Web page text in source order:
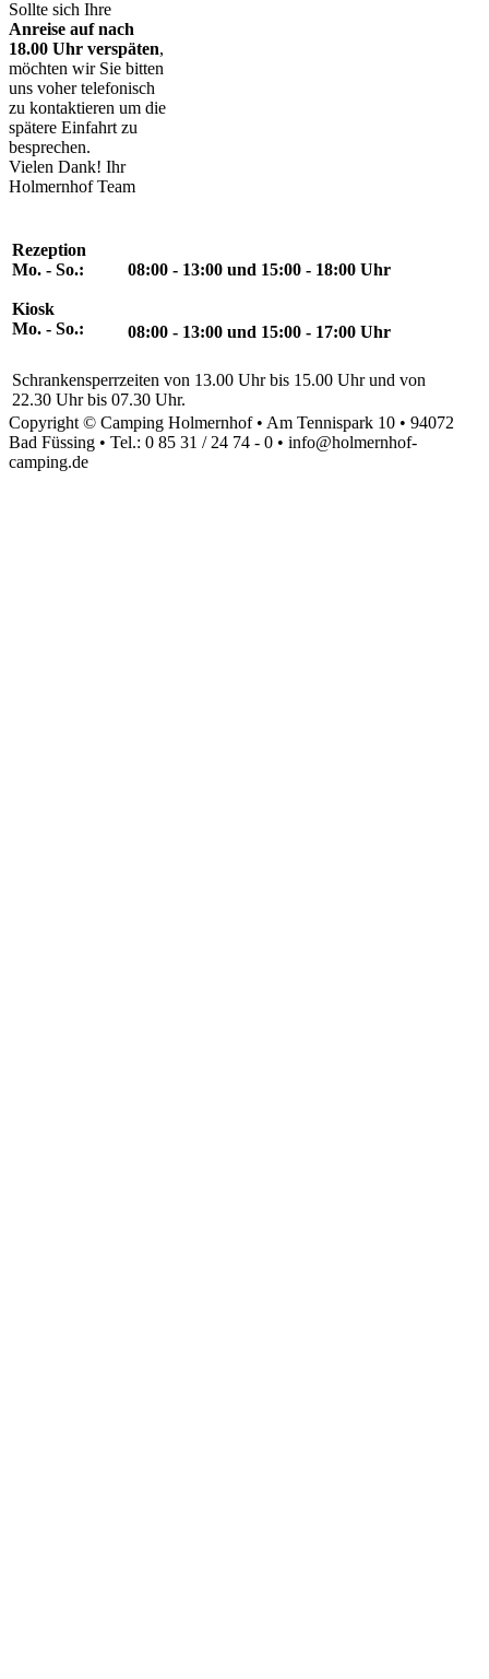
Sollte sich Ihre
Anreise auf nach
18.00 Uhr verspäten,
möchten wir Sie bitten
uns voher telefonisch
zu kontaktieren um die
spätere Einfahrt zu
besprechen.
Vielen Dank! Ihr
Holmernhof Team
Rezeption
Mo. - So.:
Kiosk
Mo. - So.:
08:00 - 13:00 und 15:00 - 18:00 Uhr
08:00 - 13:00 und 15:00 - 17:00 Uhr
Schrankensperrzeiten von 13.00 Uhr bis 15.00 Uhr und von
22.30 Uhr bis 07.30 Uhr.
Copyright © Camping Holmernhof • Am Tennispark 10 • 94072
Bad Füssing • Tel.: 0 85 31 / 24 74 - 0 • info@holmernhof-
camping.de